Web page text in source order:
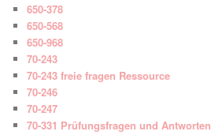
650-378
650-568
650-968
70-243
70-243 freie fragen Ressource
70-246
70-247
70-331 Prüfungsfragen und Antworten